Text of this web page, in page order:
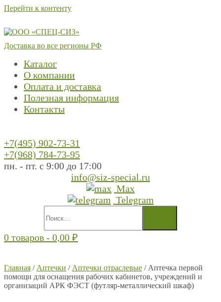
Перейти к контенту
Доставка во все регионы РФ
Каталог
О компании
Оплата и доставка
Полезная информация
Контакты
+7(495) 902-73-31
+7(968) 784-73-95
пн. - пт. с 9:00 до 17:00
info@siz-special.ru
Max
Telegram
0 товаров - 0,00 ₽
Главная / Аптечки / Аптечки отраслевые / Аптечка первой
помощи для оснащения рабочих кабинетов, учреждений и
организаций АРК ФЭСТ (футляр-металлический шкаф)